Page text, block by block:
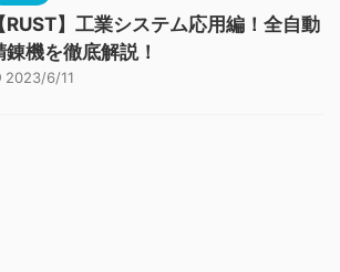
【RUST】工業システム応用編！全自動
錬機を徹底解説！
2023/6/11